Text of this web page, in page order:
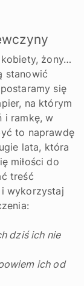
żony…
stanowić
się
na którym
i ramkę, w
to naprawdę
lata, która
miłości do
treść
wykorzystaj
dziś ich nie
ich od